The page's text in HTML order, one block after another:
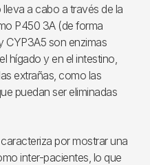
a cabo a través de la
P450 3A (de forma
CYP3A5 son enzimas
hígado y en el intestino,
extrañas, como las
puedan ser eliminadas
por mostrar una
inter-pacientes, lo que